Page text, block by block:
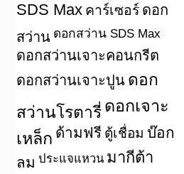
SDS Max คาร์เซอร์ ดอก
สว่าน ดอกสว่าน SDS Max
ดอกสว่านเจาะคอนกรีต
ดอกสว่านเจาะปูน ดอก
สว่านโรตารี่ ดอกเจาะ
เหล็ก ด้ามฟรี ตู้เชื่อม บ๊อก
ลม ประแจแหวน มากีต้า